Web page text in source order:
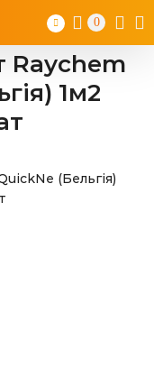
0
Raychem
1м2
(Бельгія)